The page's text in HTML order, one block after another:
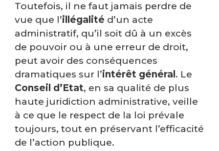
Toutefois, il ne faut jamais perdre de
vue que l’illégalité d’un acte
administratif, qu’il soit dû à un excès
de pouvoir ou à une erreur de droit,
peut avoir des conséquences
dramatiques sur l’intérêt général . Le
Conseil d’Etat, en sa qualité de plus
haute juridiction administrative, veille
à ce que le respect de la loi prévale
toujours, tout en préservant l’efficacité
de l’action publique.